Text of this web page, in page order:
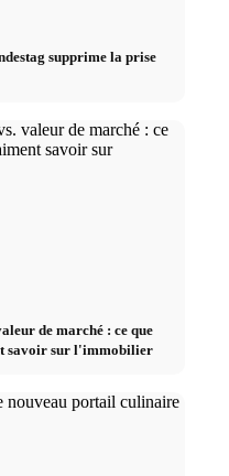
supprime la prise
de marché : ce que
savoir sur l'immobilier